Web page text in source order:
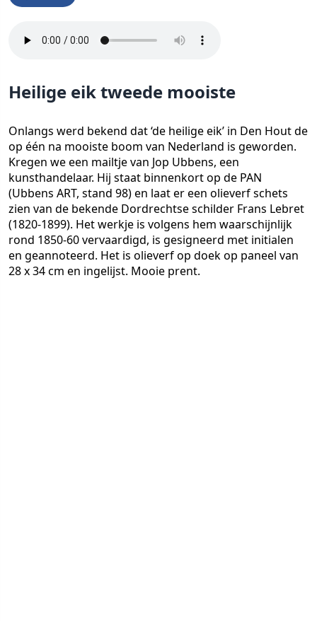
Heilige eik tweede mooiste
Onlangs werd bekend dat ‘de heilige eik’ in Den Hout de
op één na mooiste boom van Nederland is geworden.
Kregen we een mailtje van Jop Ubbens, een
kunsthandelaar. Hij staat binnenkort op de PAN
(Ubbens ART, stand 98) en laat er een olieverf schets
zien van de bekende Dordrechtse schilder Frans Lebret
(1820-1899). Het werkje is volgens hem waarschijnlijk
rond 1850-60 vervaardigd, is gesigneerd met initialen
en geannoteerd. Het is olieverf op doek op paneel van
28 x 34 cm en ingelijst. Mooie prent.